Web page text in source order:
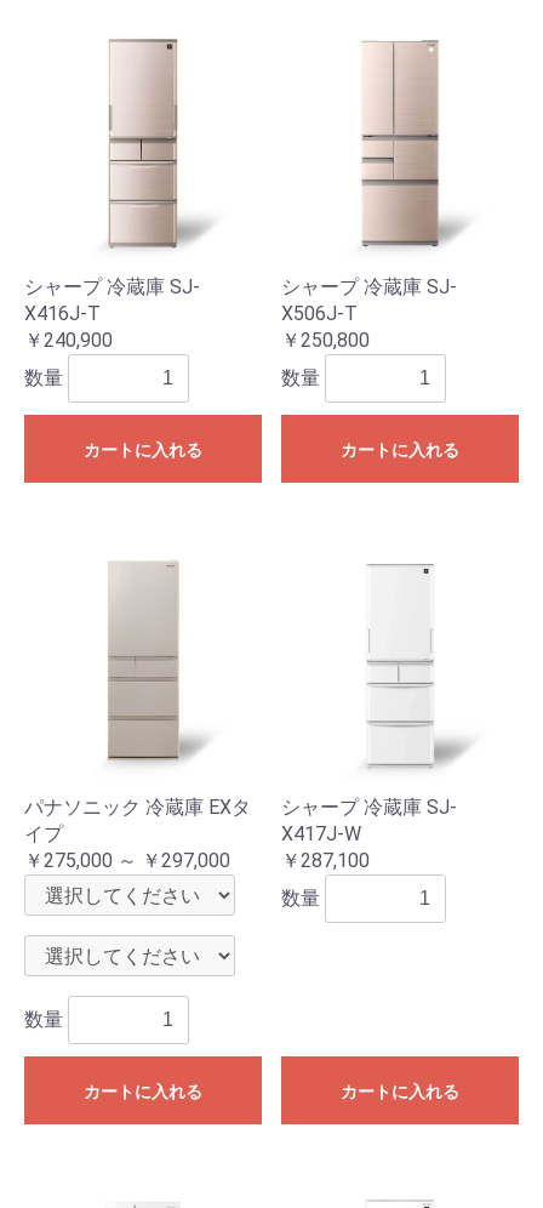
シャープ 冷蔵庫 SJ-
X416J-T
￥240,900
数量
カートに入れる
シャープ 冷蔵庫 SJ-
X506J-T
￥250,800
数量
カートに入れる
パナソニック 冷蔵庫 EXタ
イプ
￥275,000 ～ ￥297,000
数量
カートに入れる
シャープ 冷蔵庫 SJ-
X417J-W
￥287,100
数量
カートに入れる